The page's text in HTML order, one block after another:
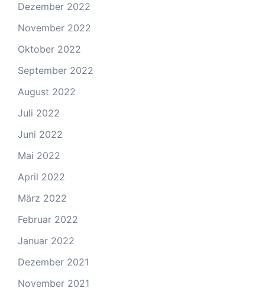
Dezember 2022
November 2022
Oktober 2022
September 2022
August 2022
Juli 2022
Juni 2022
Mai 2022
April 2022
März 2022
Februar 2022
Januar 2022
Dezember 2021
November 2021